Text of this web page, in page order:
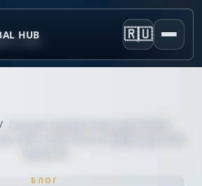
HUB 🇷🇺
/ Лучшие компрессоры для АГНКС:
SAFE, CIMC Enric и Galileo для CNG-
БЛОГ